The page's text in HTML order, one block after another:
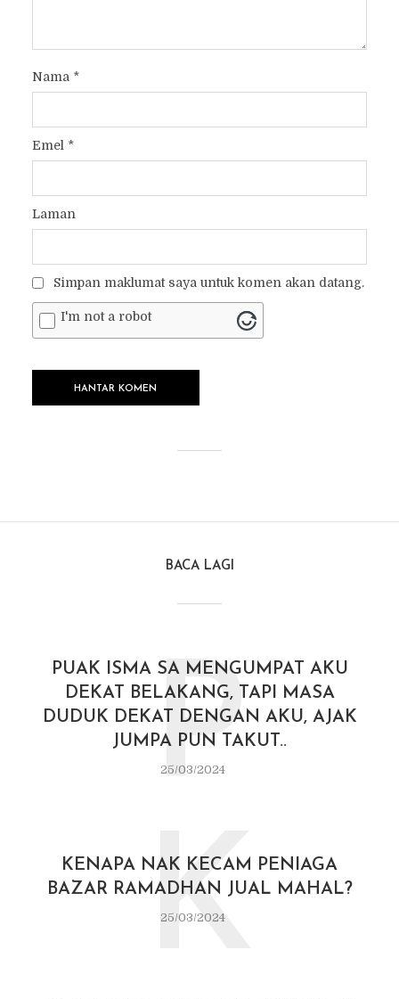
Nama *
Emel *
Laman
Simpan maklumat saya untuk komen akan datang.
I'm not a robot
BACA LAGI
PUAK ISMA SA MENGUMPAT AKU
DEKAT BELAKANG, TAPI MASA
DUDUK DEKAT DENGAN AKU, AJAK
JUMPA PUN TAKUT..
25/03/2024
P
KENAPA NAK KECAM PENIAGA
BAZAR RAMADHAN JUAL MAHAL?
25/03/2024
K